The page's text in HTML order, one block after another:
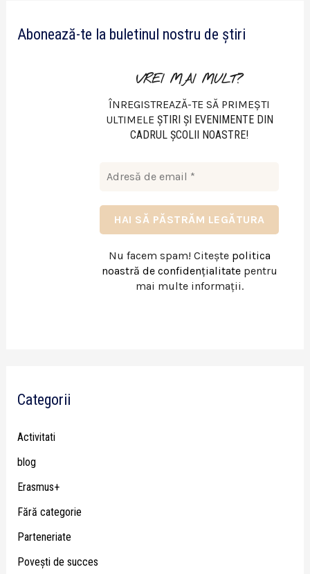
o
Abonează-te la buletinul nostru de știri
VREI MAI MULT?
ÎNREGISTREAZĂ-TE SĂ PRIMEȘTI
ULTIMELE ŞTIRI ŞI EVENIMENTE DIN
CADRUL ŞCOLII NOASTRE!
Nu facem spam! Citește politica
noastră de confidențialitatepentru
mai multe informații.
Categorii
Activitati
blog
Erasmus+
Fără categorie
Parteneriate
Poveşti de succes